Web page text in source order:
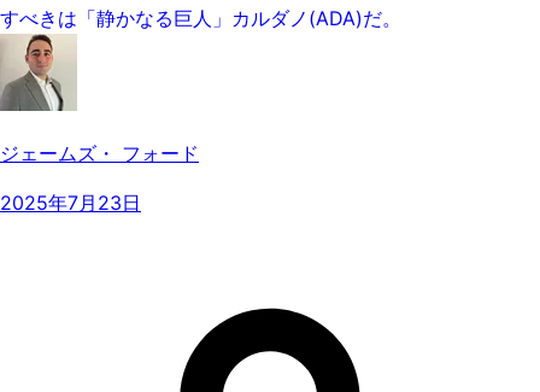
すべきは「静かなる巨人」カルダノ(ADA)だ。
ジェームズ・ フォード
2025年7月23日